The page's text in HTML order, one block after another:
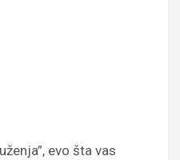
evo šta vas